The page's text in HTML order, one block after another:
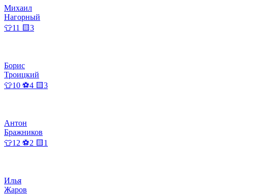
Михаил
Нагорный
👕11 🟨3
Борис
Троицкий
👕10 ⚽4 🟨3
Антон
Бражников
👕12 ⚽2 🟨1
Илья
Жаров